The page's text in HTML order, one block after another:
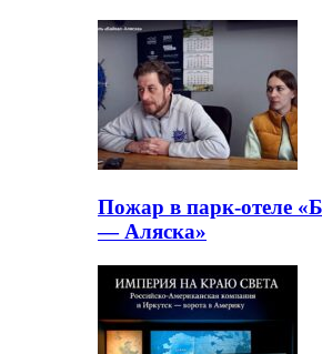
Пожар в парк-отеле
— Аляска»